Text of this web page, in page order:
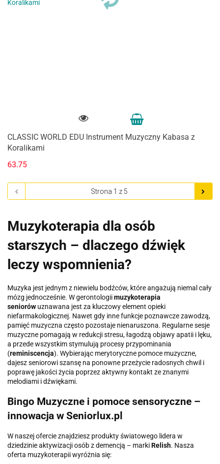
CLASSIC WORLD EDU Instrument Muzyczny Kabasa z
Koralikami
63.75
Muzykoterapia dla osób
starszych – dlaczego dźwięk
leczy wspomnienia?
Muzyka jest jednym z niewielu bodźców, które angażują niemal cały
mózg jednocześnie. W gerontologiimuzykoterapia
seniorów uznawana jest za kluczowy element opieki
niefarmakologicznej. Nawet gdy inne funkcje poznawcze zawodzą,
pamięć muzyczna często pozostaje nienaruszona. Regularne sesje
muzyczne pomagają w redukcji stresu, łagodzą objawy apatii i lęku,
a przede wszystkim stymulują procesy przypominania
(reminiscencja). Wybierając merytoryczne pomoce muzyczne,
dajesz seniorowi szansę na ponowne przeżycie radosnych chwil i
poprawę jakości życia poprzez aktywny kontakt ze znanymi
melodiami i dźwiękami.
Bingo Muzyczne i pomoce sensoryczne –
innowacja w Seniorlux.pl
W naszej ofercie znajdziesz produkty światowego lidera w
dziedzinie aktywizacji osób z demencją – markiRelish. Nasza
oferta muzykoterapii wyróżnia się: